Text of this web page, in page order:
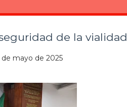
de la vialidad
de mayo de 2025